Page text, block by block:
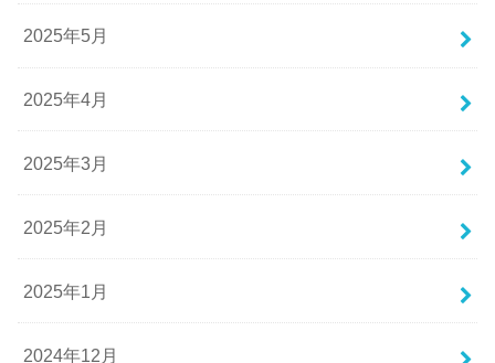
2025年5月
2025年4月
2025年3月
2025年2月
2025年1月
2024年12月